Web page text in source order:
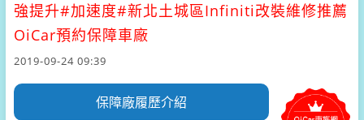
強提升#加速度#新北土城區Infiniti改裝維修推薦
OiCar預約保障車廠
2019-09-24 09:39
保障廠履歷介紹